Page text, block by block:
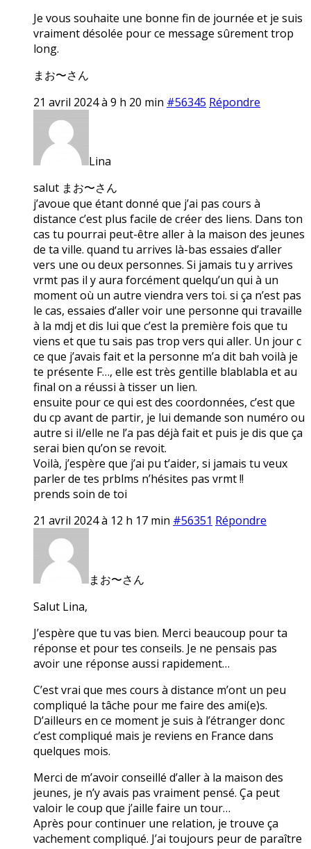
Je vous souhaite une bonne fin de journée et je suis
vraiment désolée pour ce message sûrement trop
long.
まお〜さん
21 avril 2024 à 9 h 20 min #56345 Répondre
Lina
salut まお〜さん
j’avoue que étant donné que j’ai pas cours à
distance c’est plus facile de créer des liens. Dans ton
cas tu pourrai peut-être aller à la maison des jeunes
de ta ville. quand tu arrives là-bas essaies d’aller
vers une ou deux personnes. Si jamais tu y arrives
vrmt pas il y aura forcément quelqu’un qui à un
moment où un autre viendra vers toi. si ça n’est pas
le cas, essaies d’aller voir une personne qui travaille
à la mdj et dis lui que c’est la première fois que tu
viens et que tu sais pas trop vers qui aller. Un jour c
ce que j’avais fait et la personne m’a dit bah voilà je
te présente F…, elle est très gentille blablabla et au
final on a réussi à tisser un lien.
ensuite pour ce qui est des coordonnées, c’est que
du cp avant de partir, je lui demande son numéro ou
autre si il/elle ne l’a pas déjà fait et puis je dis que ça
serai bien qu’on se revoit.
Voilà, j’espère que j’ai pu t’aider, si jamais tu veux
parler de tes prblms n’hésites pas vrmt !!
prends soin de toi
21 avril 2024 à 12 h 17 min #56351 Répondre
まお〜さん
Salut Lina,
J’espère que tu vas bien. Merci beaucoup pour ta
réponse et pour tes conseils. Je ne pensais pas
avoir une réponse aussi rapidement…
C’est vrai que mes cours à distance m’ont un peu
compliqué la tâche pour me faire des ami(e)s.
D’ailleurs en ce moment je suis à l’étranger donc
c’est compliqué mais je reviens en France dans
quelques mois.
Merci de m’avoir conseillé d’aller à la maison des
jeunes, je n’y avais pas vraiment pensé. Ça peut
valoir le coup que j’aille faire un tour…
Après pour continuer une relation, je trouve ça
vachement compliqué. J’ai toujours peur de paraître